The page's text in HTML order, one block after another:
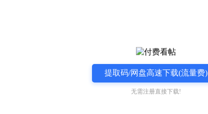
提取码/网盘高速下载(流量费)
无需注册直接下载!